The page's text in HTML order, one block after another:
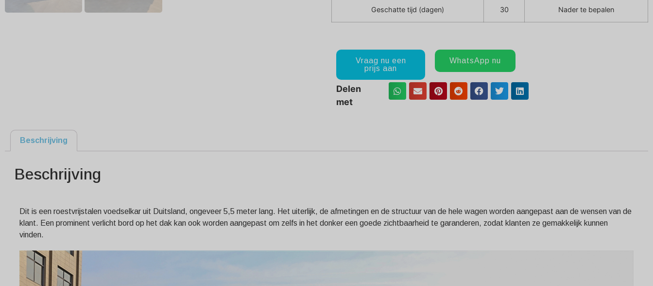
Geschatte tijd (dagen) 30 Nader te bepalen
Vraag nu een
prijs aan
WhatsApp nu
Delen
met
Beschrijving
Beschrijving
Dit is een roestvrijstalen voedselkar uit Duitsland, ongeveer 5,5 meter lang. Het uiterlijk, de afmetingen en de structuur van de hele wagen worden aangepast aan de wensen van de
klant. Een prominent verlicht bord op het dak kan ook worden aangepast om zelfs in het donker een goede zichtbaarheid te garanderen, zodat klanten ze gemakkelijk kunnen
vinden.